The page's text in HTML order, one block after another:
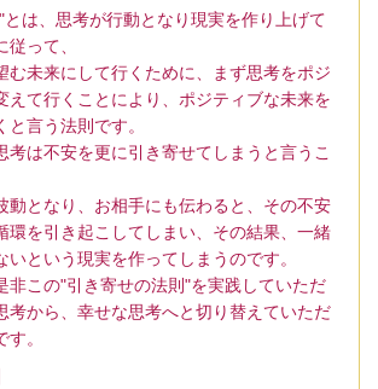
は、思考が行動となり現実を作り上げて
って、
む未来にして行くために、まず思考をポジ
えて行くことにより、ポジティブな未来を
言う法則です。
考は不安を更に引き寄せてしまうと言うこ
動となり、お相手にも伝わると、その不安
環を引き起こしてしまい、その結果、一緒
いという現実を作ってしまうのです。
非この"引き寄せの法則"を実践していただ
考から、幸せな思考へと切り替えていただ
。